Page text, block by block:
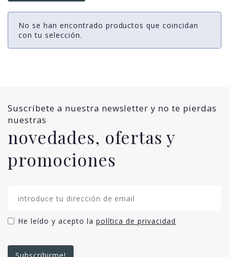
No se han encontrado productos que coincidan
con tu selección.
Suscríbete a nuestra newsletter y no te pierdas
nuestras
novedades, ofertas y
promociones
He leído y acepto la política de privacidad